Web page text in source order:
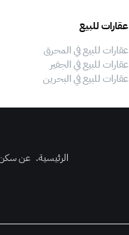
عقارات للبيع
عقارات للبيع في المحرق
عقارات للبيع في الجفير
عقارات للبيع في البحرين
الرئيسية. عن